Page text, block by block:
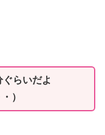
らいだよ
）